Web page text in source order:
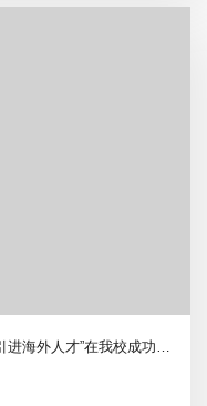
“第三届移民法论坛：技术移民法立法与引进海外人才”在我校成功召开